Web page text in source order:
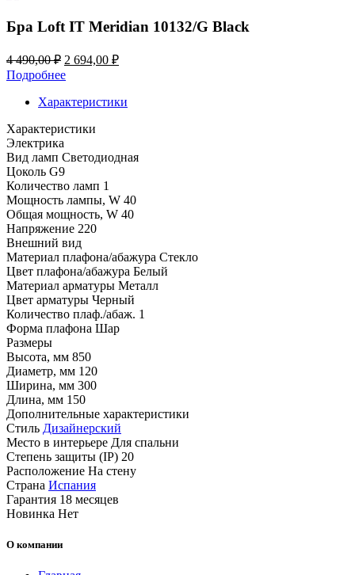
930,00 ₽.
Бра Loft IT Meridian 10132/G Black
4 490,00₽ Первоначальная
цена
составляла
4
2 694,00 ₽Текущая
694,00 ₽.
Подробнее
Характеристики
Характеристики
Электрика
Вид ламп Светодиодная
Цоколь G9
Количество ламп 1
Мощность лампы, W 40
Общая мощность, W 40
Напряжение 220
Внешний вид
Материал плафона/абажура Стекло
Цвет плафона/абажура Белый
Материал арматуры Металл
Цвет арматуры Черный
Количество плаф./абаж. 1
Форма плафона Шар
Размеры
Высота, мм 850
Диаметр, мм 120
Ширина, мм 300
Длина, мм 150
Дополнительные характеристики
Стиль Дизайнерский
Место в интерьере Для спальни
Степень защиты (IP) 20
Расположение На стену
Страна Испания
Гарантия 18 месяцев
Новинка Нет
О компании